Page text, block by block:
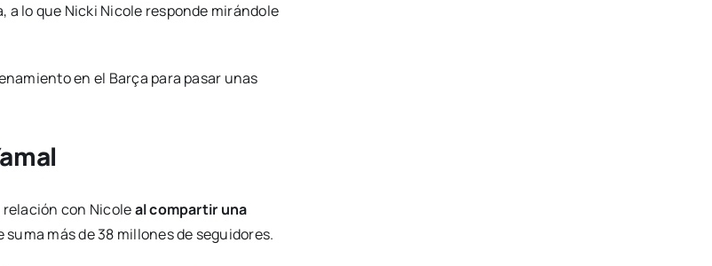
a lo que Nicki Nicole responde mirándole
en el Barça para pasar unas
relación con Nicoleal compartir una
más de 38 millones de seguidores.